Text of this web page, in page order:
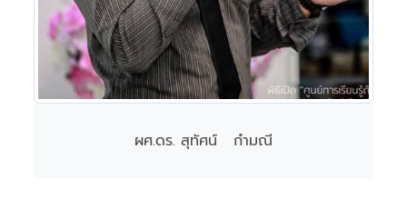
ผศ.ดร. สุทัศน์ กำมณี